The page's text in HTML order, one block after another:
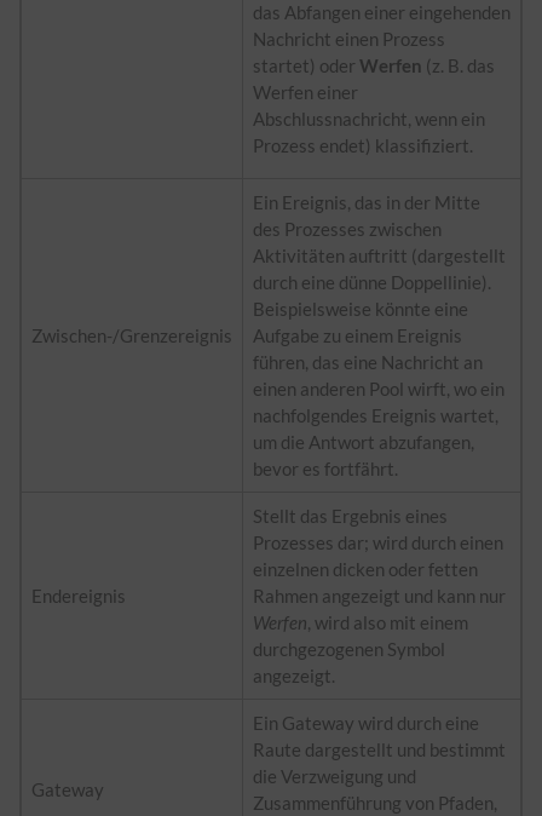
das Abfangen einer eingehenden
Nachricht einen Prozess
startet) oder Werfen (z. B. das
Werfen einer
Abschlussnachricht, wenn ein
Prozess endet) klassifiziert.
Zwischen-/Grenzereignis
Ein Ereignis, das in der Mitte
des Prozesses zwischen
Aktivitäten auftritt (dargestellt
durch eine dünne Doppellinie).
Beispielsweise könnte eine
Aufgabe zu einem Ereignis
führen, das eine Nachricht an
einen anderen Pool wirft, wo ein
nachfolgendes Ereignis wartet,
um die Antwort abzufangen,
bevor es fortfährt.
Endereignis
Stellt das Ergebnis eines
Prozesses dar; wird durch einen
einzelnen dicken oder fetten
Rahmen angezeigt und kann nur
Werfen, wird also mit einem
durchgezogenen Symbol
angezeigt.
Gateway
Ein Gateway wird durch eine
Raute dargestellt und bestimmt
die Verzweigung und
Zusammenführung von Pfaden,